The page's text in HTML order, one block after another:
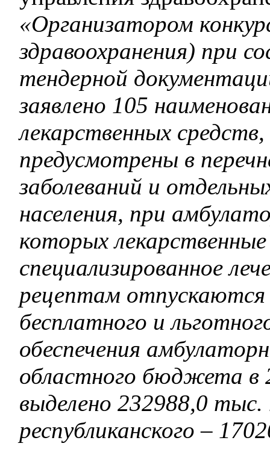
«Организатором
здравоохранения) при
тендерной
заявлено 105
лекарственных
предусмотрены в
заболеваний и
населения, при
которых
специализированное
рецептам отпускаются
бесплатного и
обеспечения
областного бюджета в
выделено 232988,0 тыс.
республиканского –